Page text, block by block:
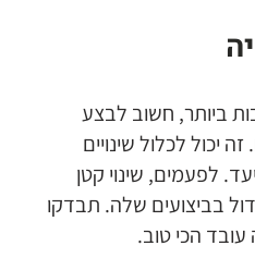
ביותר, חשוב לבצע
יכול לכלול שינויים
לפעמים, שינוי קטן
בביצועים שלה. תבדקו
עובד הכי טוב.